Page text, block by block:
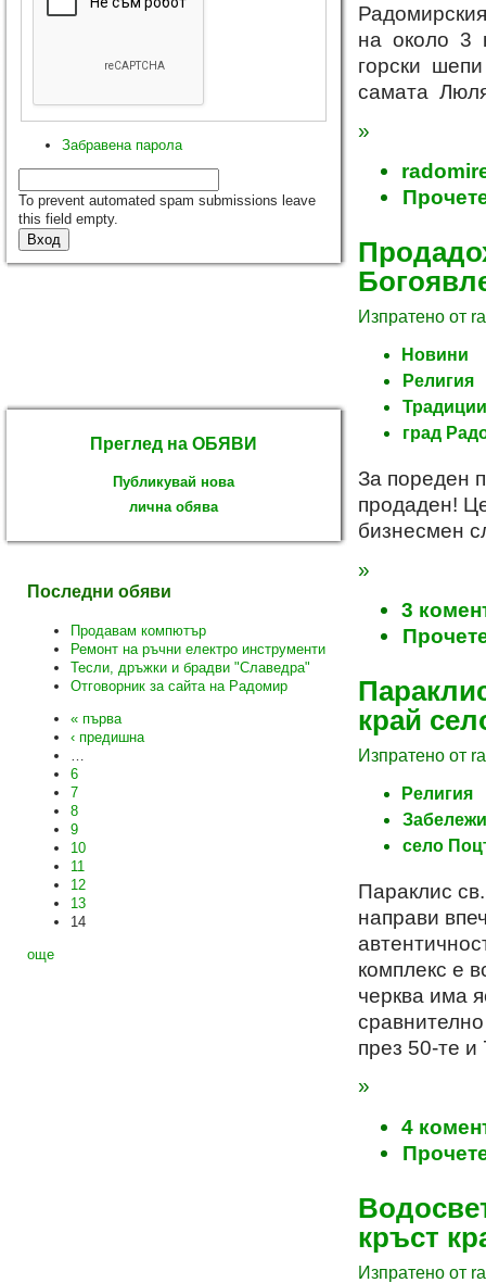
Забравена парола
To prevent automated spam submissions leave
this field empty.
Преглед на ОБЯВИ
Публикувай нова
лична обява
Последни обяви
Продавам компютър
Ремонт на ръчни електро инструменти
Тесли, дръжки и брадви "Славедра"
Отговорник за сайта на Радомир
« първа
‹ предишна
…
6
7
8
9
10
11
12
13
14
още
на около 3
горски
самата
»
Изпратено от
Новини
Религия
Традиции
град
За пореден
продаден!
бизнесмен
»
3
край
Изпратено от
Религия
село
Параклис
направи
комплекс е
черква има
през 50-те и
»
4
кръст
Изпратено от